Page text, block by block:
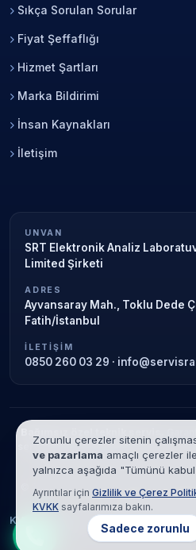
Sıkça Sorulan Sorular
Fiyat Şeffaflığı
Hizmet Şartları
Marka Bildirimi
İnsan Kaynakları
İletişim
UNVAN
SRT Elektronik Analiz
Limited Şirketi
ADRES
Ayvansaray Mah., Toklu Dede
Fatih/İstanbul
İLETIŞIM
0850 260 03 29 ·
servis kapsamındaki cihazlar için
tanımlama amaçlıdır; yetkili
© 2026 SRT Elektronik Analiz
Şirketi. Tüm
KVKK
Çerez Politikası Hizmet
Zorunlu çerezler sitenin
ve pazarlama amaçlı çerezler ile
yalnızca aşağıda "Tümünü
Ayrıntılar için Gizlilik ve Çerez
KVKK sayfalarımıza bakın.
Sadece zorunlu